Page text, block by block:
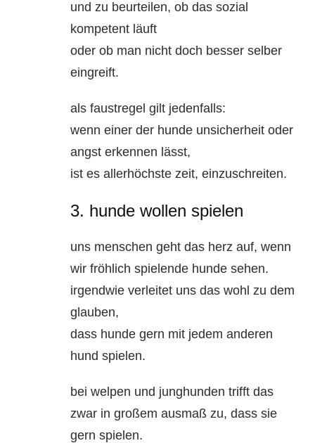
und zu beurteilen, ob das sozial
kompetent läuft
oder ob man nicht doch besser selber
eingreift.
als faustregel gilt jedenfalls:
wenn einer der hunde unsicherheit oder
angst erkennen lässt,
ist es allerhöchste zeit, einzuschreiten.
3. hunde wollen spielen
uns menschen geht das herz auf, wenn
wir fröhlich spielende hunde sehen.
irgendwie verleitet uns das wohl zu dem
glauben,
dass hunde gern mit jedem anderen
hund spielen.
bei welpen und junghunden trifft das
zwar in großem ausmaß zu, dass sie
gern spielen.